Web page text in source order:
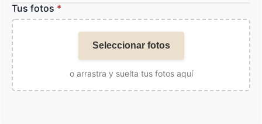
Tus fotos *
Seleccionar fotos
o arrastra y suelta tus fotos aquí